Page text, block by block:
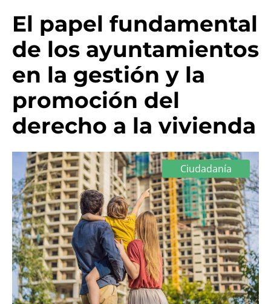
El papel fundamental
de los ayuntamientos
en la gestión y la
promoción del
derecho a la vivienda
Ciudadanía